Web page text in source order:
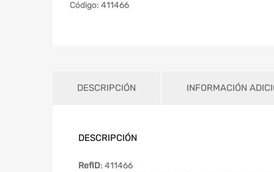
Código: 411466
DESCRIPCIÓN INFORMACIÓN
DESCRIPCIÓN
RefID: 411466